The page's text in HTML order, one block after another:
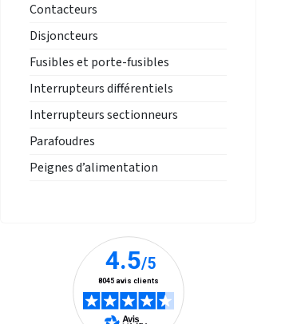
Contacteurs
Disjoncteurs
Fusibles et porte-fusibles
Interrupteurs différentiels
Interrupteurs sectionneurs
Parafoudres
Peignes d’alimentation